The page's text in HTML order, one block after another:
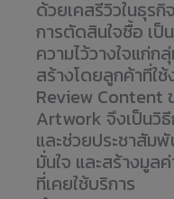
ด้วยเคสรีวิวในธุร
การตัดสินใจซื้อ เป็
ความไว้วางใจแก่ก
สร้างโดยลูกค้าที่ใ
Review Content
Artwork จึงเป็นวิ
และช่วยประชาสัม
มั่นใจ และสร้างมูล
ที่เคยใช้บริการ